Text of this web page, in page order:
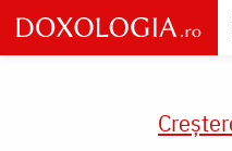
Skip
to
main